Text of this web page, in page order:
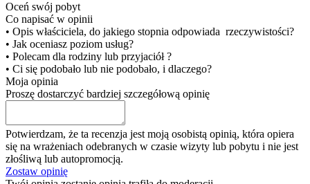
Oceń swój pobyt
Co napisać w opinii
• Opis właściciela, do jakiego stopnia odpowiada rzeczywistości?
• Jak oceniasz poziom usług?
• Polecam dla rodziny lub przyjaciół ?
• Ci się podobało lub nie podobało, i dlaczego?
Moja opinia
Proszę dostarczyć bardziej szczegółową opinię
Potwierdzam, że ta recenzja jest moją osobistą opinią, która opiera
się na wrażeniach odebranych w czasie wizyty lub pobytu i nie jest
złośliwą lub autopromocją.
Zostaw opinię